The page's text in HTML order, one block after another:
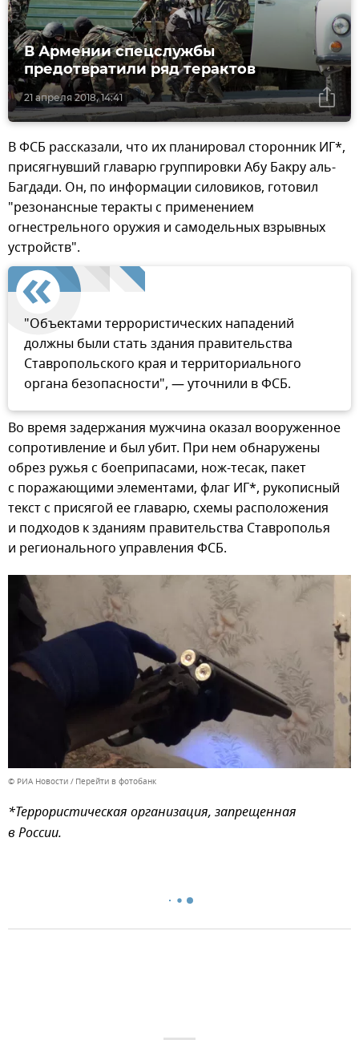
21 апреля 2018, 14:41
В Армении спецслужбы
предотвратили ряд терактов
В ФСБ рассказали, что их планировал сторонник ИГ*,
присягнувший главарю группировки Абу Бакру аль-
Багдади. Он, по информации силовиков, готовил
"резонансные теракты с применением
огнестрельного оружия и самодельных взрывных
устройств".
"Объектами террористических нападений
должны были стать здания правительства
Ставропольского края и территориального
органа безопасности", — уточнили в ФСБ.
Во время задержания мужчина оказал вооруженное
сопротивление и был убит. При нем обнаружены
обрез ружья с боеприпасами, нож-тесак, пакет
с поражающими элементами, флаг ИГ*, рукописный
текст с присягой ее главарю, схемы расположения
и подходов к зданиям правительства Ставрополья
и регионального управления ФСБ.
© РИА Новости Перейти в фотобанк
*Террористическая организация, запрещенная
в России.